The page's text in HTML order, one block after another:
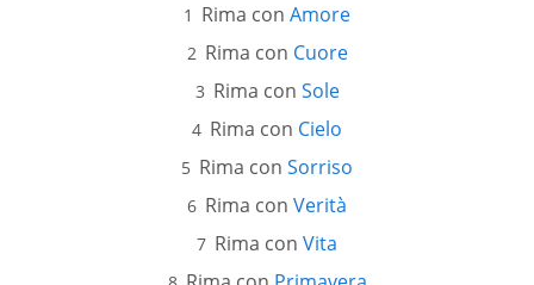
Rima con Amore
Rima con Cuore
Rima con Sole
Rima con Cielo
Rima con Sorriso
Rima con Verità
Rima con Vita